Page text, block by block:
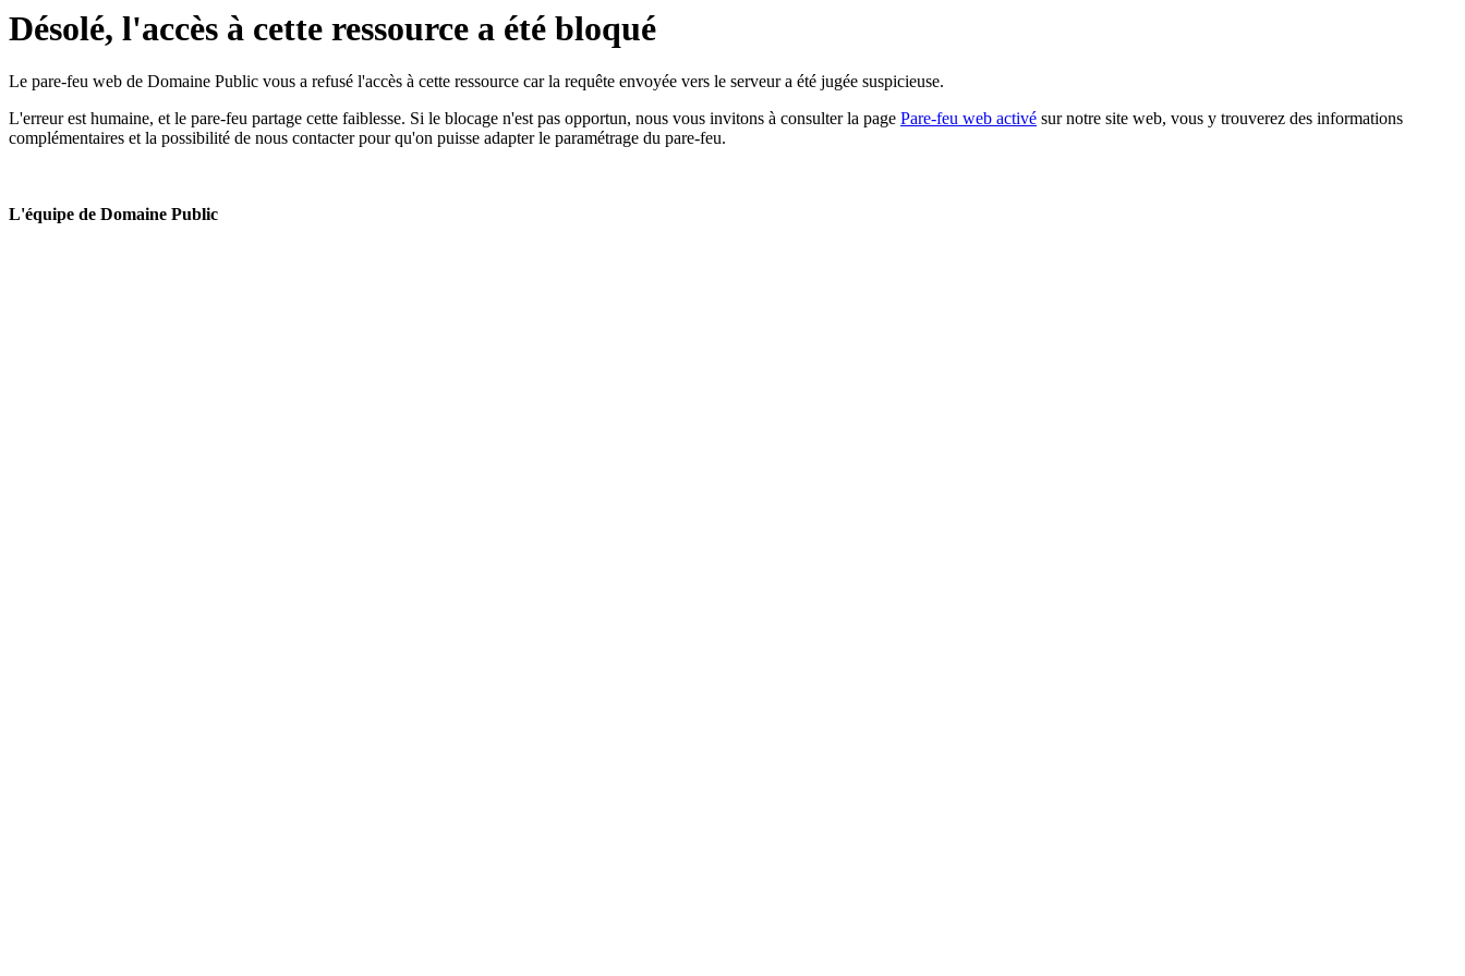
Désolé, l'accès à cette ressource a été bloqué
Le pare-feu web de Domaine Public vous a refusé l'accès à cette ressource car la requête envoyée vers le serveur a été jugée suspicieuse.
L'erreur est humaine, et le pare-feu partage cette faiblesse. Si le blocage n'est pas opportun, nous vous invitons à consulter la page Pare-feu web activé sur notre site web, vous y trouverez des informations
complémentaires et la possibilité de nous contacter pour qu'on puisse adapter le paramétrage du pare-feu.
L'équipe de Domaine Public